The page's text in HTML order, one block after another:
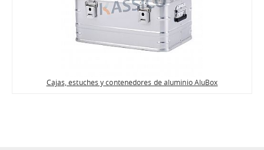
Cajas, estuches y contenedores de aluminio AluBox